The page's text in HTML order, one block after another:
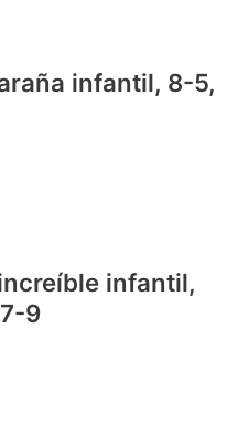
infantil, 8-5,
infantil,
9